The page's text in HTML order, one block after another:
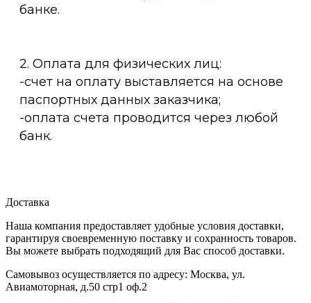
банке.
2. Оплата для физических лиц:
-счет на оплату выставляется на основе
паспортных данных заказчика;
-оплата счета проводится через любой
банк.
Доставка
Наша компания предоставляет удобные условия доставки,
гарантируя своевременную поставку и сохранность товаров.
Вы можете выбрать подходящий для Вас способ доставки.
Самовывоз осуществляется по адресу: Москва, ул.
Авиамоторная, д.50 стр1 оф.2